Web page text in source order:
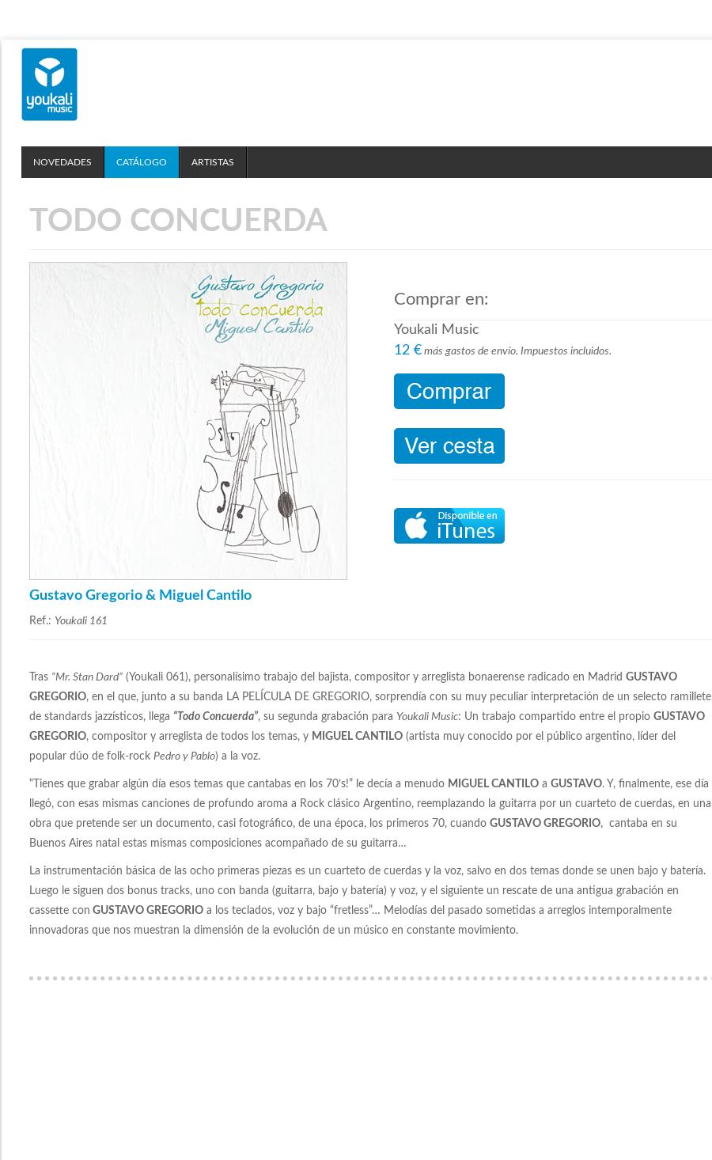
NOVEDADES CATÁLOGO ARTISTAS
TODO CONCUERDA
Gustavo Gregorio & Miguel Cantilo
Ref.: Youkali 161
Comprar en:
Youkali Music
12 € más gastos de envío. Impuestos incluidos.
Tras “Mr. Stan Dard” (Youkali 061), personalísimo trabajo del bajista, compositor y arreglista bonaerense radicado en Madrid GUSTAVO
GREGORIO, en el que, junto a su banda LA PELÍCULA DE GREGORIO, sorprendía con su muy peculiar interpretación de un selecto ramillete
de standards jazzísticos, llega “Todo Concuerda”, su segunda grabación para Youkali Music: Un trabajo compartido entre el propio GUSTAVO
GREGORIO, compositor y arreglista de todos los temas, y MIGUEL CANTILO (artista muy conocido por el público argentino, líder del
popular dúo de folk-rock Pedro y Pablo) a la voz.
“Tienes que grabar algún día esos temas que cantabas en los 70’s!” le decía a menudo MIGUEL CANTILO a GUSTAVO. Y, finalmente, ese día
llegó, con esas mismas canciones de profundo aroma a Rock clásico Argentino, reemplazando la guitarra por un cuarteto de cuerdas, en una
obra que pretende ser un documento, casi fotográfico, de una época, los primeros 70, cuando GUSTAVO GREGORIO, cantaba en su
Buenos Aires natal estas mismas composiciones acompañado de su guitarra…
La instrumentación básica de las ocho primeras piezas es un cuarteto de cuerdas y la voz, salvo en dos temas donde se unen bajo y batería.
Luego le siguen dos bonus tracks, uno con banda (guitarra, bajo y batería) y voz, y el siguiente un rescate de una antigua grabación en
cassette con GUSTAVO GREGORIO a los teclados, voz y bajo “fretless”… Melodías del pasado sometidas a arreglos intemporalmente
innovadoras que nos muestran la dimensión de la evolución de un músico en constante movimiento.